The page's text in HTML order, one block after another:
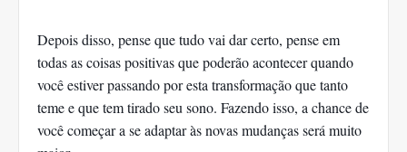
Depois disso, pense que tudo vai dar certo, pense em
todas as coisas positivas que poderão acontecer quando
você estiver passando por esta transformação que tanto
teme e que tem tirado seu sono. Fazendo isso, a chance de
você começar a se adaptar às novas mudanças será muito